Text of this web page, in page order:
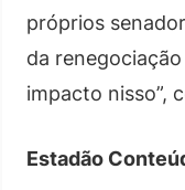
próprios
da
impacto nisso”,
Estadão